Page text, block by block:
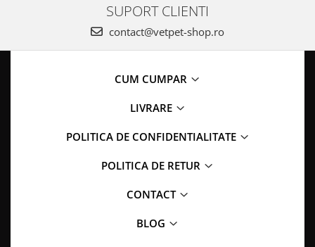
SUPORT CLIENTI
contact@vetpet-shop.ro
CUM CUMPAR
LIVRARE
POLITICA DE CONFIDENTIALITATE
POLITICA DE RETUR
CONTACT
BLOG